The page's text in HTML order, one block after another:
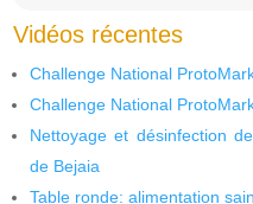
Vidéos récentes
Challenge National
Challenge National
Nettoyage et désinfection
de Bejaia
Table ronde: alimentation